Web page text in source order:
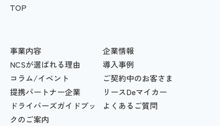
TOP
事業内容
企業情報
NCSが選ばれる理由
導入事例
コラム/イベント
ご契約中のお客さま
提携パートナー企業
リースDeマイカー
ドライバーズガイドブッ
クのご案内
よくあるご質問